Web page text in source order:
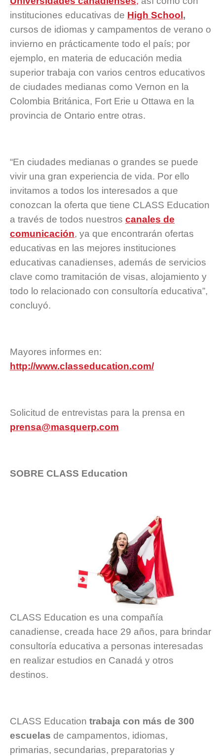
instituciones educativas de High School ,
cursos de idiomas y campamentos de verano o
invierno en prácticamente todo el país; por
ejemplo, en materia de educación media
superior trabaja con varios centros educativos
de ciudades medianas como Vernon en la
Colombia Británica, Fort Erie u Ottawa en la
provincia de Ontario entre otras.
“En ciudades medianas o grandes se puede
vivir una gran experiencia de vida. Por ello
invitamos a todos los interesados a que
conozcan la oferta que tiene CLASS Education
a través de todos nuestros canales de
comunicación, ya que encontrarán ofertas
educativas en las mejores instituciones
educativas canadienses, además de servicios
clave como tramitación de visas, alojamiento y
todo lo relacionado con consultoría educativa”,
concluyó.
Mayores informes en:
http://www.classeducation.com/
Solicitud de entrevistas para la prensa en
prensa@masquerp.com
SOBRE CLASS Education
CLASS Education es una compañía
canadiense, creada hace 29 años, para brindar
consultoría educativa a personas interesadas
en realizar estudios en Canadá y otros
destinos.
CLASS Education trabaja con más de 300
escuelas de campamentos, idiomas,
primarias, secundarias, preparatorias y